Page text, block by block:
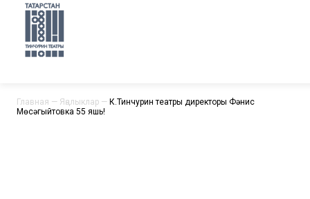
Главная — Яңалыклар — К.Тинчурин театры директоры Фәнис
Мөсәгыйтовка 55 яшь!